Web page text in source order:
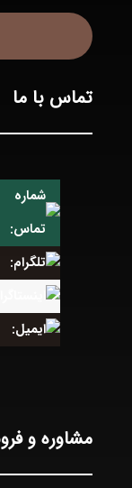
تماس با ما
شماره
تماس:
تلگرام:
ایمیل:
مشاوره و